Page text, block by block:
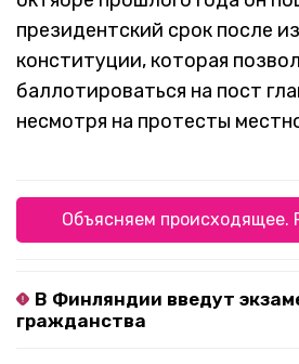
президентский срок после
конституции, которая
баллотироваться на пост
несмотря на протесты
Объясняем происходящее.
В Финляндии введут
гражданства